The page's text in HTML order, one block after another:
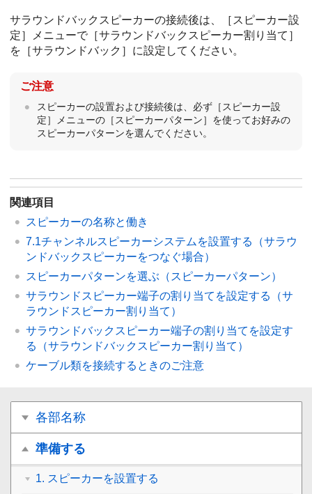
サラウンドバックスピーカーの接続後は、［ スピーカー設
定］メニューで［サラウンドバックスピーカー割り当て ］
を［サラウンドバック ］に設定してください。
ご注意
スピーカーの設置および接続後は、必ず［ スピーカー設
定］メニューの［ スピーカーパターン］を使ってお好みの
スピーカーパターンを選んでください。
関連項目
スピーカーの名称と働き
7.1チャンネルスピーカーシステムを設置する（サラウ
ンドバックスピーカーをつなぐ場合）
スピーカーパターンを選ぶ（ スピーカーパターン）
サラウンドスピーカー端子の割り当てを設定する（サ
ラウンドスピーカー割り当て）
サラウンドバックスピーカー端子の割り当てを設定す
る（サラウンドバックスピーカー割り当て）
ケーブル類を接続するときのご注意
各部名称
準備する
1. スピーカーを設置する